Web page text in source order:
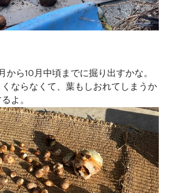
から10月中頃までに掘り出すかな。
ならなくて、葉もしおれてしまうか
よ。